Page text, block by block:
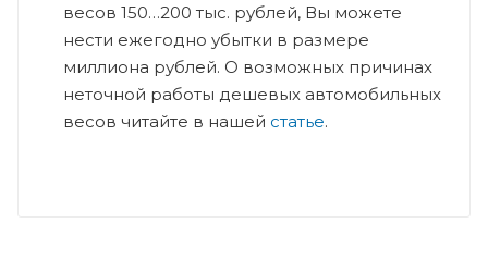
весов 150…200 тыс. рублей, Вы можете
нести ежегодно убытки в размере
миллиона рублей. О возможных причинах
неточной работы дешевых автомобильных
весов читайте в нашей статье.